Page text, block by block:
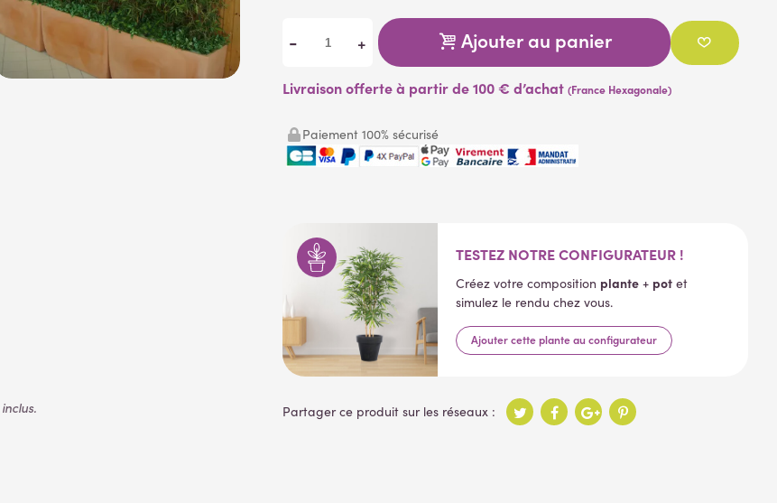
- + Ajouter au panier
Livraison offerte à partir de 100 € d’achat(France Hexagonale)
Paiement 100% sécurisé
TESTEZ NOTRE CONFIGURATEUR !
Créez votre composition plante + pot et
simulez le rendu chez vous.